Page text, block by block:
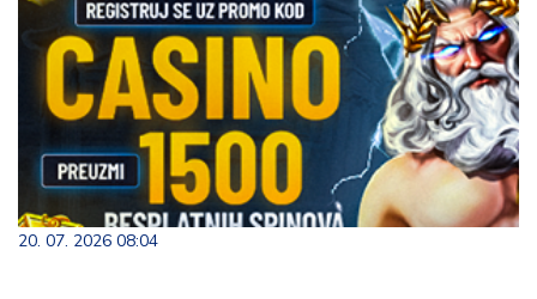
20. 07. 2026 08:04